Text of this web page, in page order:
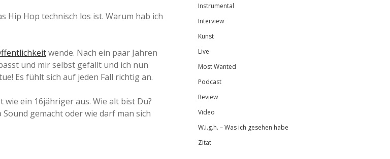
Hip Hop technisch los ist. Warum hab ich
wende. Nach ein paar Jahren
und mir selbst gefällt und ich nun
Es fühlt sich auf jeden Fall richtig an.
ein 16jähriger aus. Wie alt bist Du?
gemacht oder wie darf man sich
Instrumental
Interview
Kunst
Live
Most Wanted
Podcast
Review
Video
W.i.g.h. – Was ich gesehen habe
Zitat